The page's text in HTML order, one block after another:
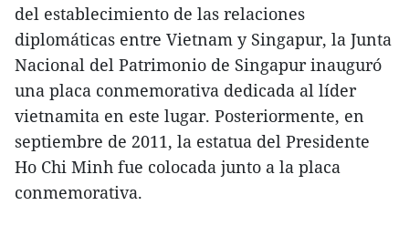
del establecimiento de las relaciones
diplomáticas entre Vietnam y Singapur, la Junta
Nacional del Patrimonio de Singapur inauguró
una placa conmemorativa dedicada al líder
vietnamita en este lugar. Posteriormente, en
septiembre de 2011, la estatua del Presidente
Ho Chi Minh fue colocada junto a la placa
conmemorativa.